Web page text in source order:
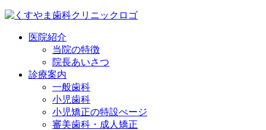
医院紹介
当院の特徴
院長あいさつ
診療案内
一般歯科
小児歯科
小児矯正の特設ぺージ
審美歯科・成人矯正